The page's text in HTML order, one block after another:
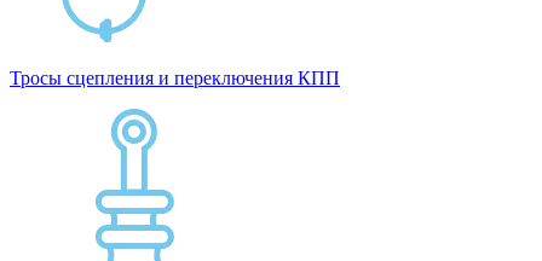
Тросы сцепления и переключения КПП